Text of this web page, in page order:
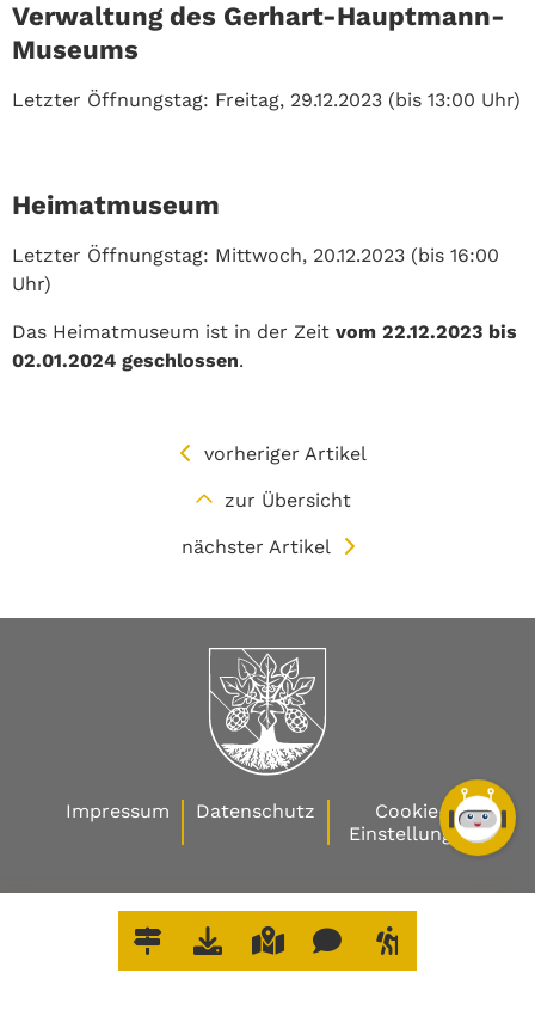
Verwaltung des Gerhart-Hauptmann-
Museums
Letzter Öffnungstag: Freitag, 29.12.2023 (bis 13:00 Uhr)
Heimatmuseum
Letzter Öffnungstag: Mittwoch, 20.12.2023 (bis 16:00
Uhr)
Das Heimatmuseum ist in der Zeit vom 22.12.2023 bis
02.01.2024 geschlossen.
vorheriger Artikel
zur Übersicht
nächster Artikel
Impressum Datenschutz
Cookie-
Einstellungen